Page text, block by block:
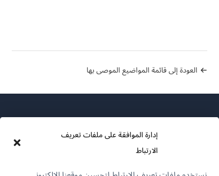
إدارة الموافقة على ملفات تعريف
الارتباط
العودة إلى قائمة المواضيع الموصى بها